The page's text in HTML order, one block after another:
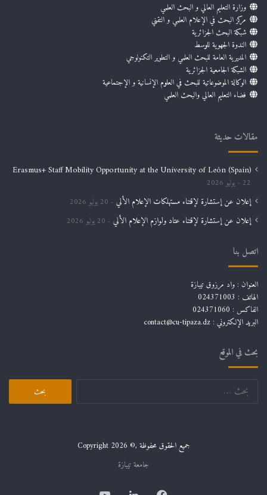
وزارة التعليم العالي و البحث العلمي
مركز البحث في الإعلام العلمي و التقني
شبكة البحث الجزائرية
الندوة الجهوية للوسط
المديرية العامة للبحث العلمي و التطوير التكنولوجي
الشبكة الجامعية الجزائرية
الوكالة الموضوعاتية للبحث في العلوم الإنسانية و الإجتماعية
فضاء التعليم العالي والبحث العلمي
مقالات حديثة
Erasmus+ Staff Mobility Opportunity at the University of León (Spain)
22 يوليو 2026
إعلان عن إستشارة لإقتناء مستهلكات الإعلام الألي 20 يوليو 2026
إعلان عن إستشارة لإقتناء عتاد ولوازم الإعلام الألي 20 يوليو 2026
اتصل بنا
العنوان : واد مرزوق تيبازة
الهاتف : 024371003
الفاكس : 024371060
البريد الإلكتروني : contact@cu-tipaza.dz
بحث في الموقع
البحث
جميع الحقوق محفوظة ,© Copyright 2026
جامعة تيبازة